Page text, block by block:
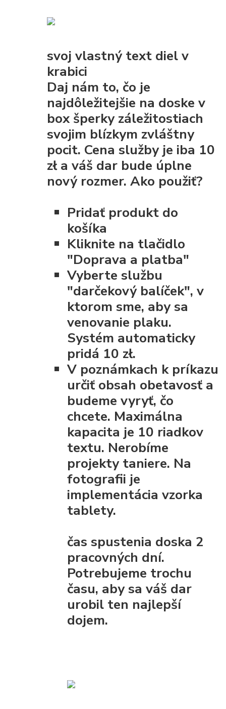
svoj vlastný text diel v
krabici
Daj nám to, čo je
najdôležitejšie na doske v
box šperky záležitostiach
svojim blízkym zvláštny
pocit. Cena služby je iba 10
zł a váš dar bude úplne
nový rozmer. Ako použiť?
Pridať produkt do
košíka
Kliknite na tlačidlo
"Doprava a platba"
Vyberte službu
"darčekový balíček", v
ktorom sme, aby sa
venovanie plaku.
Systém automaticky
pridá 10 zł.
V poznámkach k príkazu
určiť obsah obetavosť a
budeme vyryť, čo
chcete. Maximálna
kapacita je 10 riadkov
textu. Nerobíme
projekty taniere. Na
fotografii je
implementácia vzorka
tablety.
čas spustenia doska 2
pracovných dní.
Potrebujeme trochu
času, aby sa váš dar
urobil ten najlepší
dojem.